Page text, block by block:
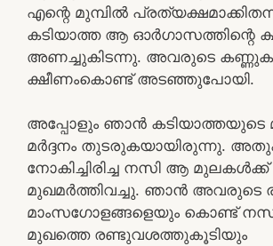
എന്റെ മുമ്പിൽ
കടിയാത്ത ആ ഓർഗാസത്തിന്റെ
അണച്ചുകിടന്നു. അവരുടെ
ക്ഷീണംകൊണ്ട് അടഞ്ഞുപോയി.
അപ്പോളും ഞാൻ കടിയാത്തയുടെ
മർദ്ദനം തുടരുകയായിരുന്നു.
നോകിച്ചിരിച്ച നസി ആ
മുഖമർത്തിവച്ചു. ഞാൻ അവരുടെ
മാംസഗോളങ്ങളെയും കൊണ്ട്
മുഖത്തെ രണ്ടുവശത്തുകൂടിയും